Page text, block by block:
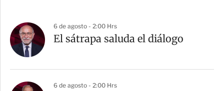
6 de agosto - 2:00 Hrs
El sátrapa saluda el diálogo
6 de agosto - 2:00 Hrs